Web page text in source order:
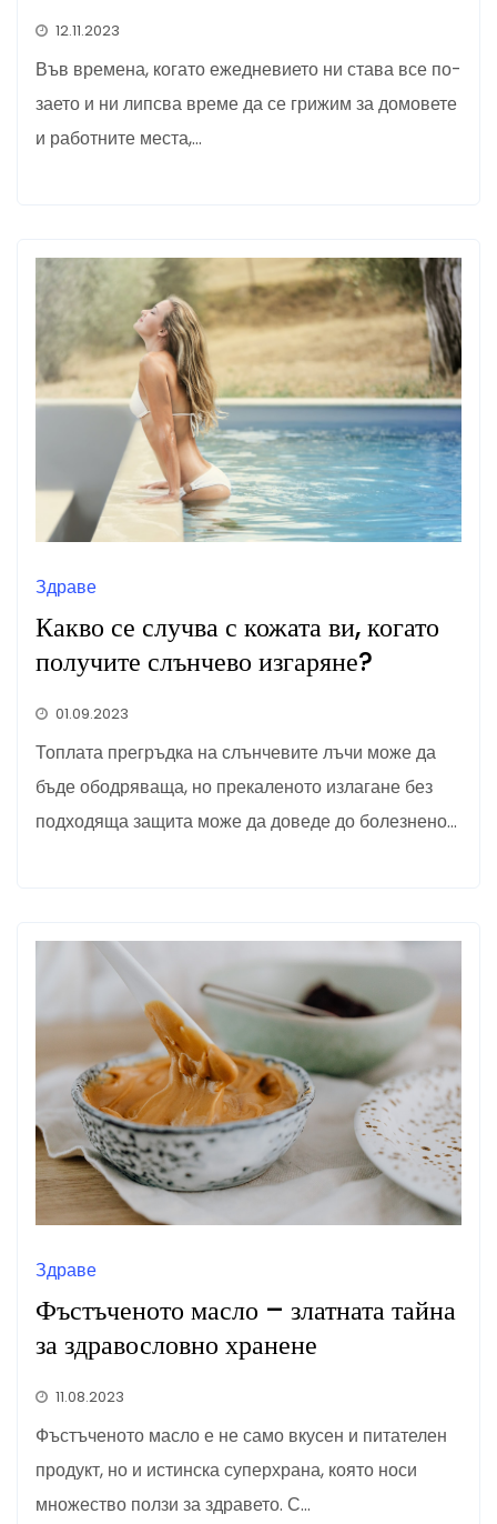
12.11.2023
Във времена, когато ежедневието ни става все по-
заето и ни липсва време да се грижим за домовете
и работните места,…
Здраве
Какво се случва с кожата ви, когато
получите слънчево изгаряне?
01.09.2023
Топлата прегръдка на слънчевите лъчи може да
бъде ободряваща, но прекаленото излагане без
подходяща защита може да доведе до болезнено…
Здраве
Фъстъченото масло – златната тайна
за здравословно хранене
11.08.2023
Фъстъченото масло е не само вкусен и питателен
продукт, но и истинска суперхрана, която носи
множество ползи за здравето. С…